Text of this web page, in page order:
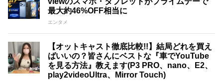
最大約46%OFF相当に
エンタメ
【オットキャスト徹底比較!!】結局どれを買え
ばいいの？皆さんにベストな『車でYouTube
を見る方法』教えます(P3 PRO、nano、E2、
play2videoUltra、Mirror Touch)